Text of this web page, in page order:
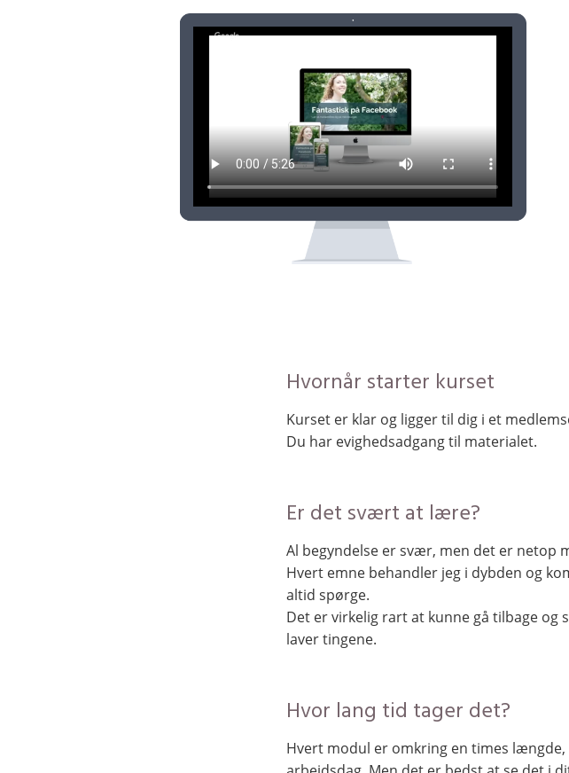
Hvornår starter kurset
Kurset er klar og ligger til dig i et
Du har evighedsadgang til materialet.
Er det svært at lære?
Al begyndelse er svær, men det er netop
Hvert emne behandler jeg i dybden og
altid spørge.
Det er virkelig rart at kunne gå tilbage og
laver tingene.
Hvor lang tid tager det?
Hvert modul​ er omkring en times længde,